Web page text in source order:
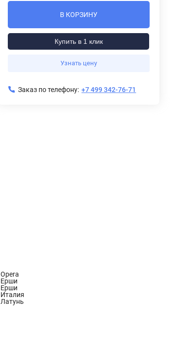
В КОРЗИНУ
Купить в 1 клик
Узнать цену
Заказ по телефону: +7 499 342-76-71
Opera
Ерши
Ерши
Италия
Латунь